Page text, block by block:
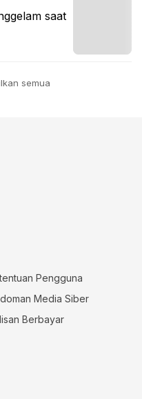
saat
semua
Pengguna
Media Siber
Berbayar